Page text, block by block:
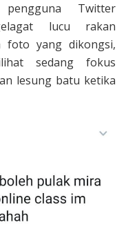
Twitter
lucu rakan
foto yang dikongsi,
sedang fokus
lesung batu ketika